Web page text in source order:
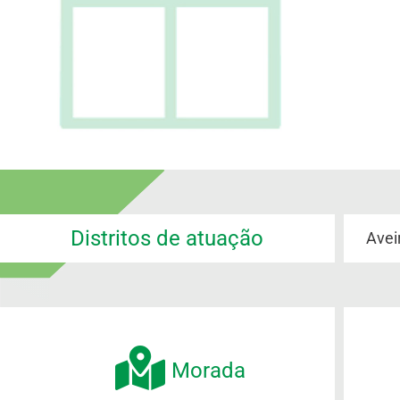
Distritos de atuação
Morada